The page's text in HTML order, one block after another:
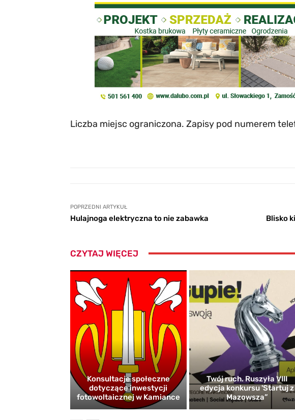
Liczba miejsc ograniczona. Zapisy pod numerem
POPRZEDNI ARTYKUŁ
Hulajnoga elektryczna to nie zabawka Blisko
CZYTAJ WIĘCEJ
Konsultacje społeczne
dotyczące inwestycji
fotowoltaicznej w Kamiance
Twój ruch. Ruszyła VIII
edycja konkursu 'Startuj z
Mazowsza”